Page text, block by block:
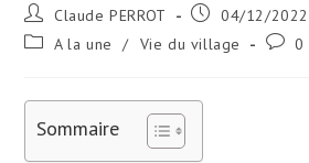
Auteur/autrice
de
la
Claude PERROT
Publication
04/12/2022
Post A la une / Vie du village 0
Sommaire